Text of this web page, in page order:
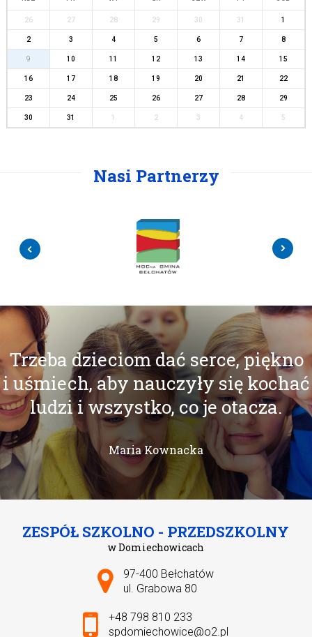
26 27 28 29 30 31 1
2 3 4 5 6 7 8
9 10 11 12 13 14 15
16 17 18 19 20 21 22
23 24 25 26 27 28 29
30 31 2 3 4 5
Nasi Partnerzy
Trzeba dzieciom dać serce, piękno
i uśmiech, aby nauczyły się kochać
ludzi i wszystko, co je otacza.
Maria Kownacka
ZESPÓŁ SZKOLNO - PRZEDSZKOLNY
w Domiechowicach
Adres pocztowy:
97-400 Bełchatów
ul. Grabowa 80
+48 798 810 233
spdomiechowice@o2.pl